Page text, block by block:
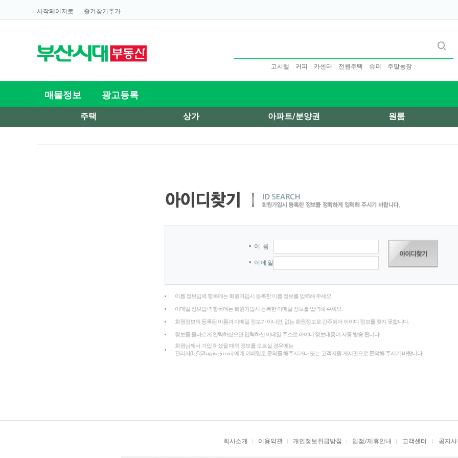
시작페이지로 즐겨찾기추가
고시텔 커피 카센터 전원주택 슈퍼 주말농장
매물정보 광고등록
주택 상가 아파트/분양권 원룸
이 름
이 메 일
이름 정보입력 항목에는 회원가입시 등록한 이름 정보를 입력해 주세요.
이메일 정보입력 항목에는 회원가입시 등록한 이메일 정보를 입력해 주세요.
회원정보의 등록된 이름과 이메일 정보가 아니면, 없는 회원정보로 간주되어 아이디 정보를 찾지 못합니다.
정보를 올바르게 입력하셨으면 입력하신 이메일 주소로 아이디 정보내용이 자동 발송 됩니다.
회원님께서 가입 하셨을 때의 정보를 모르실 경우에는
관리자(bg5@happycgi.com) 에게 이메일로 문의를 해주시거나 또는 고객지원 게시판으로 문의해 주시기 바랍니다.
회사소개 이용약관 개인정보취급방침 입점/제휴안내 고객센터 공지